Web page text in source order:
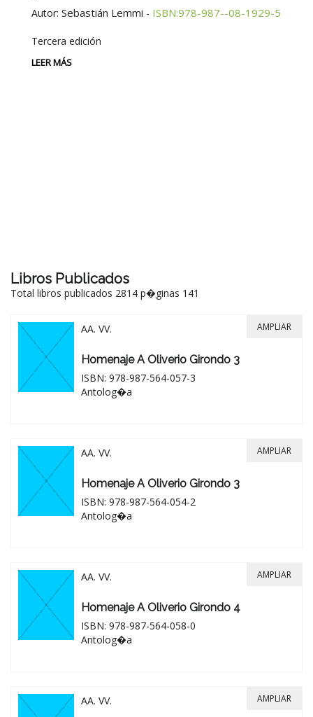
Autor: Sebastián Lemmi - ISBN:978-987--08-1929-5
Tercera edición
LEER MÁS
Libros Publicados
Total libros publicados 2814 p�ginas 141
AA. VV.
Homenaje A Oliverio Girondo 3
ISBN: 978-987-564-057-3
Antolog�a
AMPLIAR
AA. VV.
Homenaje A Oliverio Girondo 3
ISBN: 978-987-564-054-2
Antolog�a
AMPLIAR
AA. VV.
Homenaje A Oliverio Girondo 4
ISBN: 978-987-564-058-0
Antolog�a
AMPLIAR
AA. VV. AMPLIAR